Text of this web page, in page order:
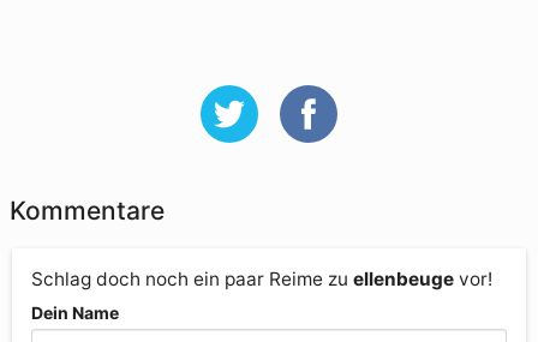
Kommentare
Schlag doch noch ein paar Reime zu ellenbeuge vor!
Dein Name